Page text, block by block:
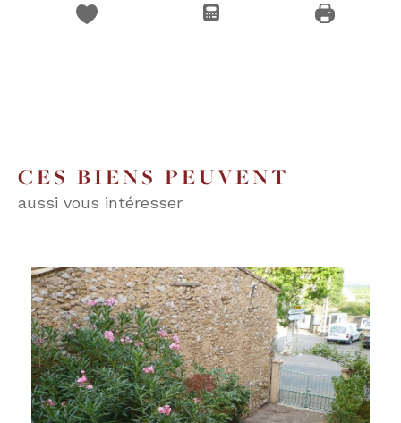
CES BIENS PEUVENT
aussi vous intéresser